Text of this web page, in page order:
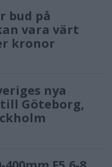
bud på
vara värt
kronor
nya
Göteborg,